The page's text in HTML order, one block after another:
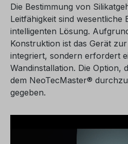
Die Bestimmung von
Leitfähigkeit sind wesentliche
intelligenten Lösung.
Konstruktion ist das Gerät
integriert, sondern erfordert
Wandinstallation. Die Option,
dem NeoTecMaster®
gegeben.